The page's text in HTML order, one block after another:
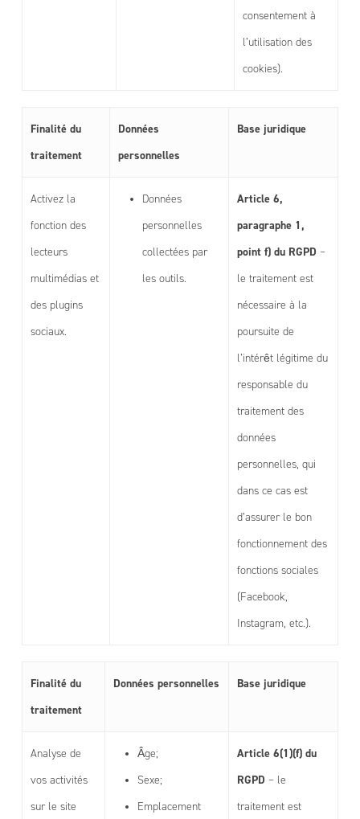
consentement à
l’utilisation des
cookies).
Finalité du
traitement
Données
personnelles
Base juridique
Activez la
fonction des
lecteurs
multimédias et
des plugins
sociaux.
Données
personnelles
collectées par
les outils.
Article 6,
paragraphe 1,
point f) du RGPD –
le traitement est
nécessaire à la
poursuite de
l’intérêt légitime du
responsable du
traitement des
données
personnelles, qui
dans ce cas est
d’assurer le bon
fonctionnement des
fonctions sociales
(Facebook,
Instagram, etc.).
Finalité du
traitement
Données personnelles Base juridique
Analyse de
vos activités
sur le site
Âge;
Sexe;
Emplacement
Article 6(1)(f) du
RGPD – le
traitement est